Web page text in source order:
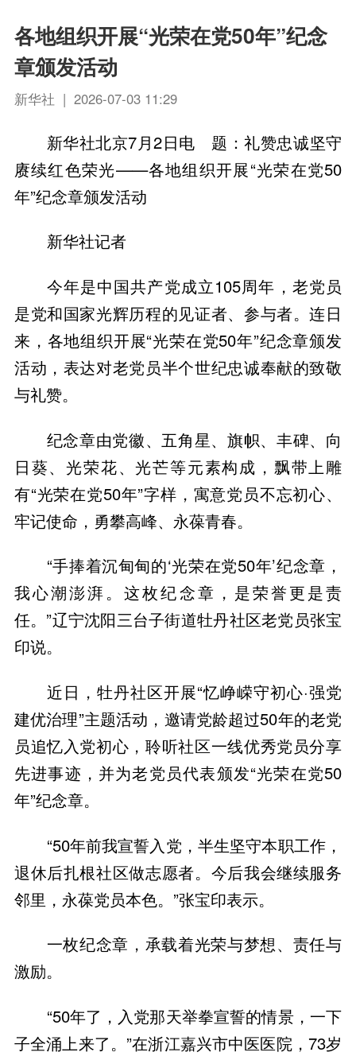
各地组织开展“光荣在党50年”纪念
章颁发活动
新华社 | 2026-07-03 11:29
新华社北京7月2日电 题：礼赞忠诚坚守
赓续红色荣光——各地组织开展“光荣在党50
年”纪念章颁发活动
新华社记者
今年是中国共产党成立105周年，老党员
是党和国家光辉历程的见证者、参与者。连日
来，各地组织开展“光荣在党50年”纪念章颁发
活动，表达对老党员半个世纪忠诚奉献的致敬
与礼赞。
纪念章由党徽、五角星、旗帜、丰碑、向
日葵、光荣花、光芒等元素构成，飘带上雕
有“光荣在党50年”字样，寓意党员不忘初心、
牢记使命，勇攀高峰、永葆青春。
“手捧着沉甸甸的‘光荣在党50年’纪念章，
我心潮澎湃。这枚纪念章，是荣誉更是责
任。”辽宁沈阳三台子街道牡丹社区老党员张宝
印说。
近日，牡丹社区开展“忆峥嵘守初心·强党
建优治理”主题活动，邀请党龄超过50年的老党
员追忆入党初心，聆听社区一线优秀党员分享
先进事迹，并为老党员代表颁发“光荣在党50
年”纪念章。
“50年前我宣誓入党，半生坚守本职工作，
退休后扎根社区做志愿者。今后我会继续服务
邻里，永葆党员本色。”张宝印表示。
一枚纪念章，承载着光荣与梦想、责任与
激励。
“50年了，入党那天举拳宣誓的情景，一下
子全涌上来了。”在浙江嘉兴市中医医院，73岁